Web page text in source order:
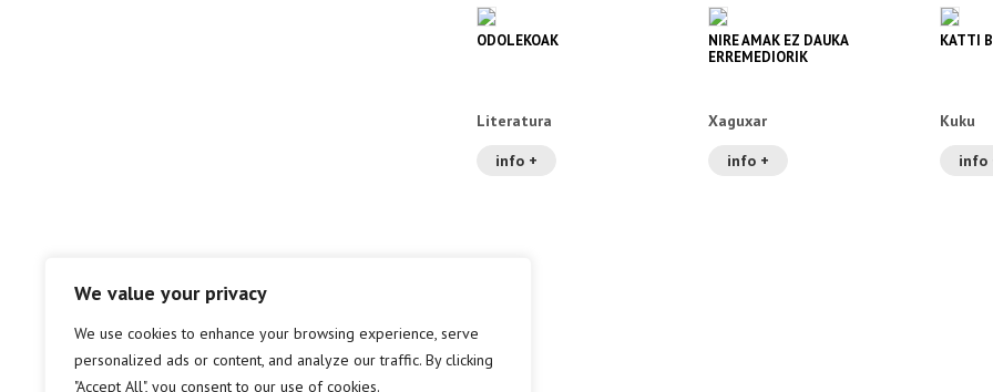
We value your privacy
We use cookies to enhance your browsing experience, serve
personalized ads or content, and analyze our traffic. By clicking
"Accept All", you consent to our use of cookies.
ODOLEKOAK
Literatura
info +
NIRE AMAK EZ DAUKA
ERREMEDIORIK
Xaguxar
info +
KATTI
Kuku
info